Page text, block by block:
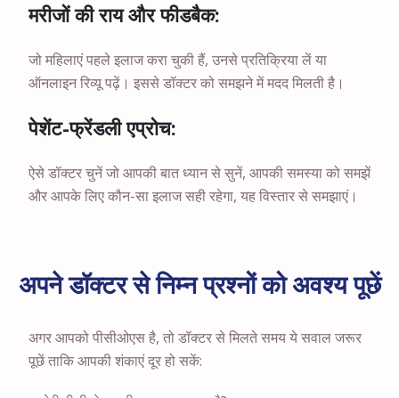
मरीजों की राय और फीडबैक:
जो महिलाएं पहले इलाज करा चुकी हैं, उनसे प्रतिक्रिया लें या
ऑनलाइन रिव्यू पढ़ें। इससे डॉक्टर को समझने में मदद मिलती है।
पेशेंट-फ्रेंडली एप्रोच:
ऐसे डॉक्टर चुनें जो आपकी बात ध्यान से सुनें, आपकी समस्या को समझें
और आपके लिए कौन-सा इलाज सही रहेगा, यह विस्तार से समझाएं।
अपने डॉक्टर से निम्न प्रश्नों को अवश्य पूछें
अगर आपको पीसीओएस है, तो डॉक्टर से मिलते समय ये सवाल जरूर
पूछें ताकि आपकी शंकाएं दूर हो सकें: